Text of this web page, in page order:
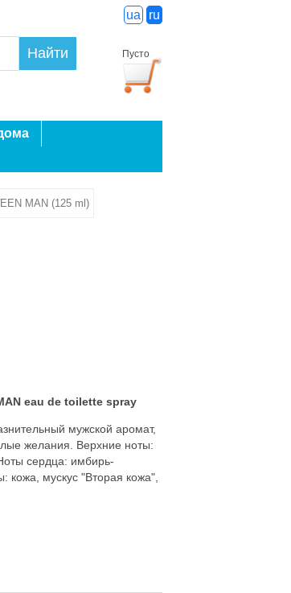
ua ru
Пусто
Найти
MAN (125 ml)
eau de toilette spray
мужской аромат,
желания. Верхние ноты:
сердца: имбирь-
кожа, мускус "Вторая кожа",